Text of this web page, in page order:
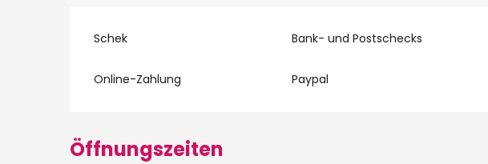
Schek Bank- und Postschecks
Online-Zahlung Paypal
Öffnungszeiten